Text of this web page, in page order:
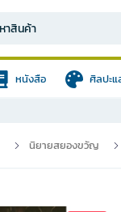
หนังสือ ศิลปะแ
นิยายสยองขวัญ